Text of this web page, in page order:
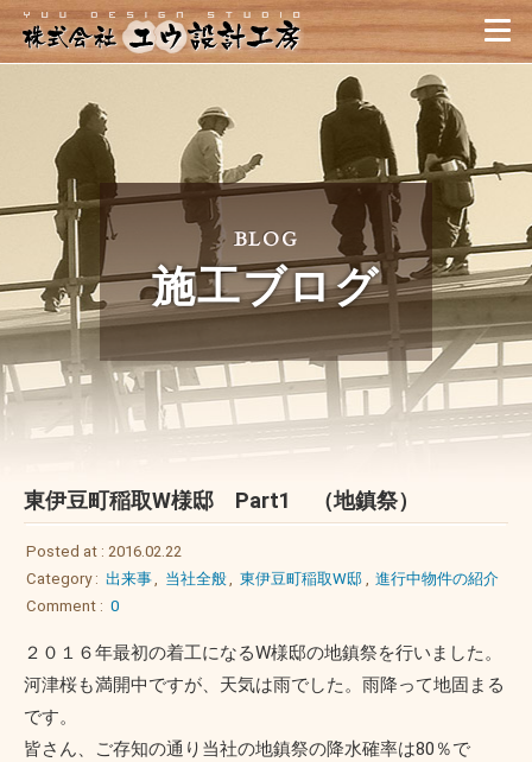
職人が造る家｜静岡県・
BLOG
施工ブログ
東伊豆町稲取W様邸 Part1 （地鎮祭）
Posted at : 2016.02.22
Category : 出来事, 当社全般, 東伊豆町稲取W邸 , 進行中物件の紹介
Comment : 0
２０１６年最初の着工になるW様邸の地鎮祭を行いました。
河津桜も満開中ですが、天気は雨でした。雨降って地固まる
です。
皆さん、ご存知の通り当社の地鎮祭の降水確率は80％で